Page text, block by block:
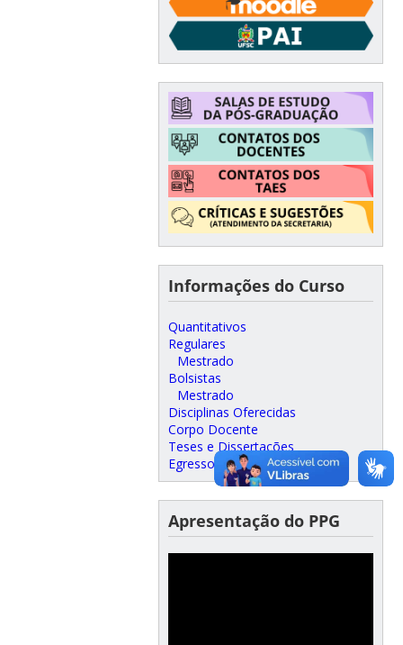
Informações do Curso
Quantitativos
Regulares
Mestrado
Bolsistas
Mestrado
Disciplinas Oferecidas
Corpo Docente
Teses e Dissertações
Egressos
Apresentação do PPG